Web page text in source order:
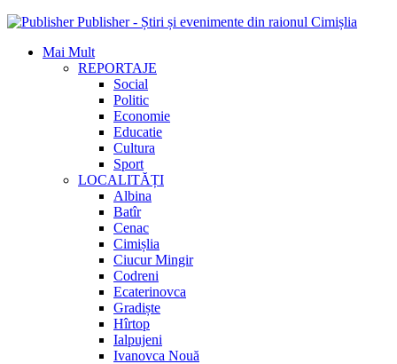
Publisher - Știri și evenimente din raionul Cimișlia
Mai Mult
REPORTAJE
Social
Politic
Economie
Educatie
Cultura
Sport
LOCALITĂȚI
Albina
Batîr
Cenac
Cimișlia
Ciucur Mingir
Codreni
Ecaterinovca
Gradiște
Hîrtop
Ialpujeni
Ivanovca Nouă